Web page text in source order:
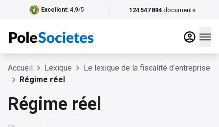
124 547 894 documents
Excellent: 4,9/5
Accueil Lexique
Le lexique de la fiscalité d’entreprise
Régime réel
Régime réel